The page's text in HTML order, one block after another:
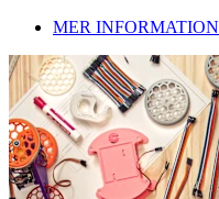
MER INFORMATION